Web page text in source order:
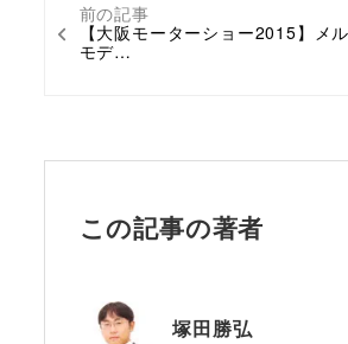
前の記事
【大阪モーターショー2015】メ
モデ…
この記事の著者
塚田勝弘